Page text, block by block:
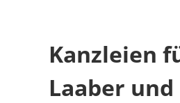
Kanzleien
Laaber